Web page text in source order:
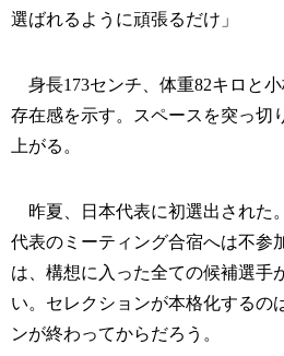
選ばれるように頑張るだけ」
身長173センチ、体重82キロと
存在感を示す。スペースを突っ切
上がる。
昨夏、日本代表に初選出された
代表のミーティング合宿へは不参
は、構想に入った全ての候補選手
い。セレクションが本格化するの
ンが終わってからだろう。